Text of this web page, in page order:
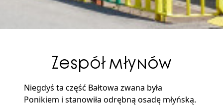
Zespół młynów
Niegdyś ta część Bałtowa zwana była
Ponikiem i stanowiła odrębną osadę młyńską.